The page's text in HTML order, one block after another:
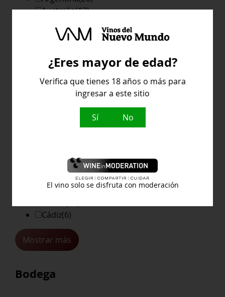
Australia(12)
Chile(38)
Mostrar más
Denominación de Origen
(16)
(2)
Barolo-canubi (3)
Cádiz(6)
Mostrar más
Bodega
¿Eres mayor de edad?
Verifica que tienes 18 años o más para
ingresar a este sitio
Sí No
El vino solo se disfruta con moderación